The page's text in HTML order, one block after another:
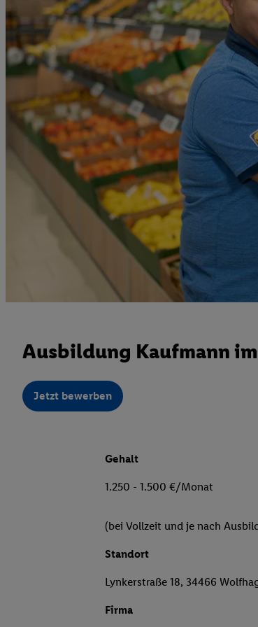
Ausbildung Kaufmann
Jetzt bewerben
Gehalt
1.250 - 1.500 €/Monat
(bei Vollzeit und je nach
Standort
Lynkerstraße 18, 34466
Firma